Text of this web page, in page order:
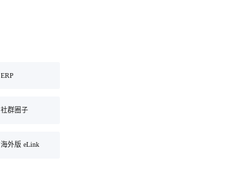
ERP
社群圈子
海外版 eLink